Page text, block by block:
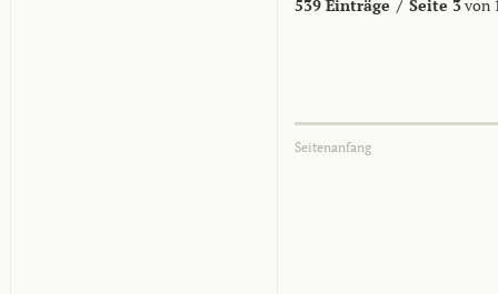
539 Einträge / Seite 3von
Seitenanfang